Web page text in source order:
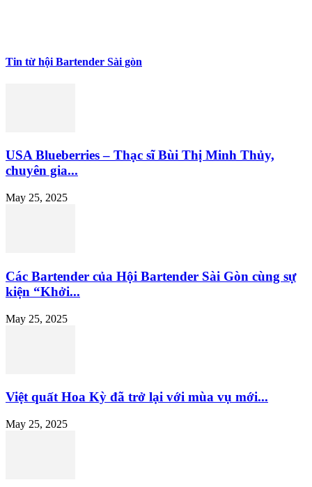
Tin từ hội Bartender Sài gòn
USA Blueberries – Thạc sĩ Bùi Thị Minh Thủy,
chuyên gia...
May 25, 2025
Các Bartender của Hội Bartender Sài Gòn cùng sự
kiện “Khởi...
May 25, 2025
Việt quất Hoa Kỳ đã trở lại với mùa vụ mới...
May 25, 2025